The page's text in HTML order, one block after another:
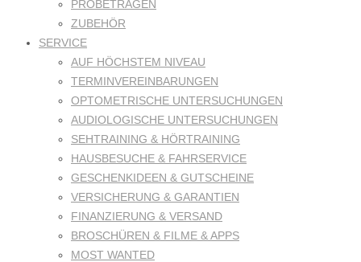
PROBETRAGEN
ZUBEHÖR
SERVICE
AUF HÖCHSTEM NIVEAU
TERMINVEREINBARUNGEN
OPTOMETRISCHE UNTERSUCHUNGEN
AUDIOLOGISCHE UNTERSUCHUNGEN
SEHTRAINING & HÖRTRAINING
HAUSBESUCHE & FAHRSERVICE
GESCHENKIDEEN & GUTSCHEINE
VERSICHERUNG & GARANTIEN
FINANZIERUNG & VERSAND
BROSCHÜREN & FILME & APPS
MOST WANTED